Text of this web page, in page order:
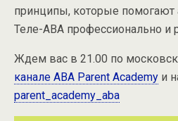
принципы, которые помогают
Теле-АВА профессионально и
Ждем вас в 21.00 по
канале ABA Parent Academy и
parent_academy_aba